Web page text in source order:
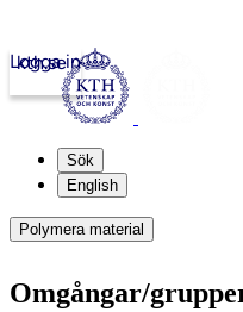
kth.se
Logga in
Sök
English
Polymera material
Omgångar/